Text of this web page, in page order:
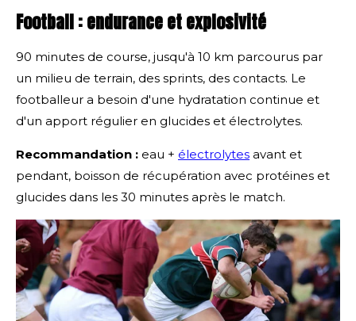
Football : endurance et explosivité
90 minutes de course, jusqu'à 10 km parcourus par
un milieu de terrain, des sprints, des contacts. Le
footballeur a besoin d'une hydratation continue et
d'un apport régulier en glucides et électrolytes.
Recommandation : eau + électrolytes avant et
pendant, boisson de récupération avec protéines et
glucides dans les 30 minutes après le match.